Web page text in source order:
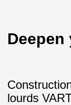
lourds